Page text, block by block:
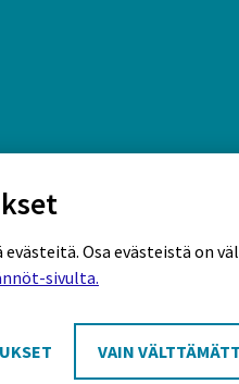
Tietosuojaseloste
evästeitä. Osa evästeistä
sivulta.
VAIN